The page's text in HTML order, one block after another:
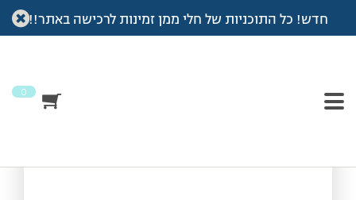
חדש! כל התוכניות של חלי ממן זמינות לרכישה באתר!!
0
עמוד הבית >
Vod
>פילאטיס מזרן